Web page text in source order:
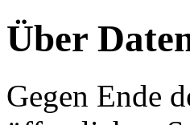
Über
Gegen Ende